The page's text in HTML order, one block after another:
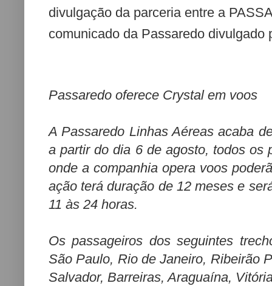
divulgação da parceria entre a
comunicado da Passaredo divulgado
Passaredo oferece Crystal em voos
A Passaredo Linhas Aéreas acaba
a partir do dia 6 de agosto, todos os
onde a companhia opera voos
ação terá duração de 12 meses e
11 às 24 horas.
Os passageiros dos seguintes
São Paulo, Rio de Janeiro, Ribeirão
Salvador, Barreiras, Araguaína,